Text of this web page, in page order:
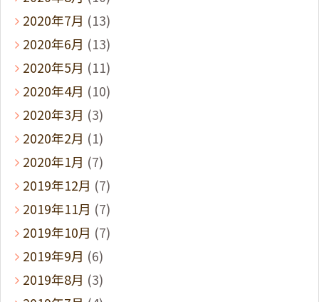
2020年7月 (13)
2020年6月 (13)
2020年5月 (11)
2020年4月 (10)
2020年3月 (3)
2020年2月 (1)
2020年1月 (7)
2019年12月 (7)
2019年11月 (7)
2019年10月 (7)
2019年9月 (6)
2019年8月 (3)